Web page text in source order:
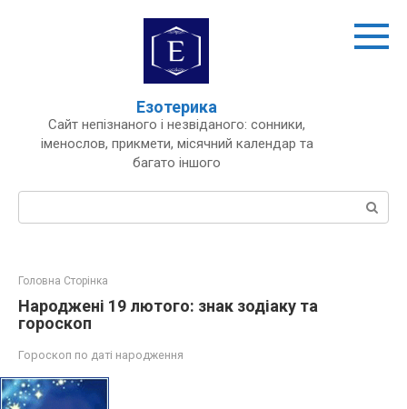
Езотерика
Сайт непізнаного і незвіданого: сонники,
іменослов, прикмети, місячний календар та
багато іншого
Пошук:
Головна Сторінка
Народжені 19 лютого: знак зодіаку та
гороскоп
Гороскоп по даті народження